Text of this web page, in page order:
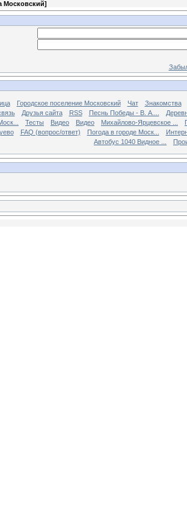
Московский]
Городское поселение Московский Чат
Знакомства
Друзья сайта RSS Песнь Победы - В. А....
Тесты Видео Видео Михайлово-Ярцевское ...
FAQ (вопрос/ответ) Погода в городе Моск...
Автобус 1040 Видное ...